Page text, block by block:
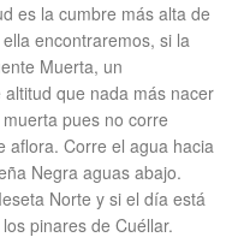
es la cumbre más alta de
encontraremos, si la
Muerta, un
que nada más nacer
pues no corre
aflora. Corre el agua hacia
Negra aguas abajo.
Norte y si el día está
pinares de Cuéllar.